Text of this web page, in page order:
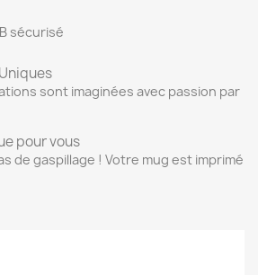
sécurisé
sont imaginées avec passion par
pour vous
de gaspillage ! Votre mug est imprimé